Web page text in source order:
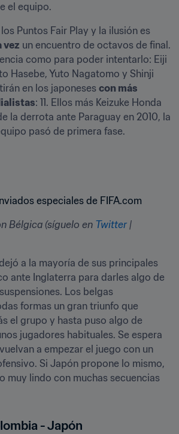
el equipo.
vez un encuentro de octavos de final.
como para poder intentarlo: Eiji
Hasebe, Yuto Nagatomo y Shinji
en los japoneses con más
: 11. Ellos más Keizuke Honda
la derrota ante Paraguay en 2010, la
pasó de primera fase.
especiales de FIFA.com
Bélgica (síguelo en Twitter
a la mayoría de sus principales
ante Inglaterra para darles algo de
Los belgas
formas un gran triunfo que
el grupo y hasta puso algo de
jugadores habituales. Se espera
a empezar el juego con un
Si Japón propone lo mismo,
muy lindo con muchas secuencias
- Japón